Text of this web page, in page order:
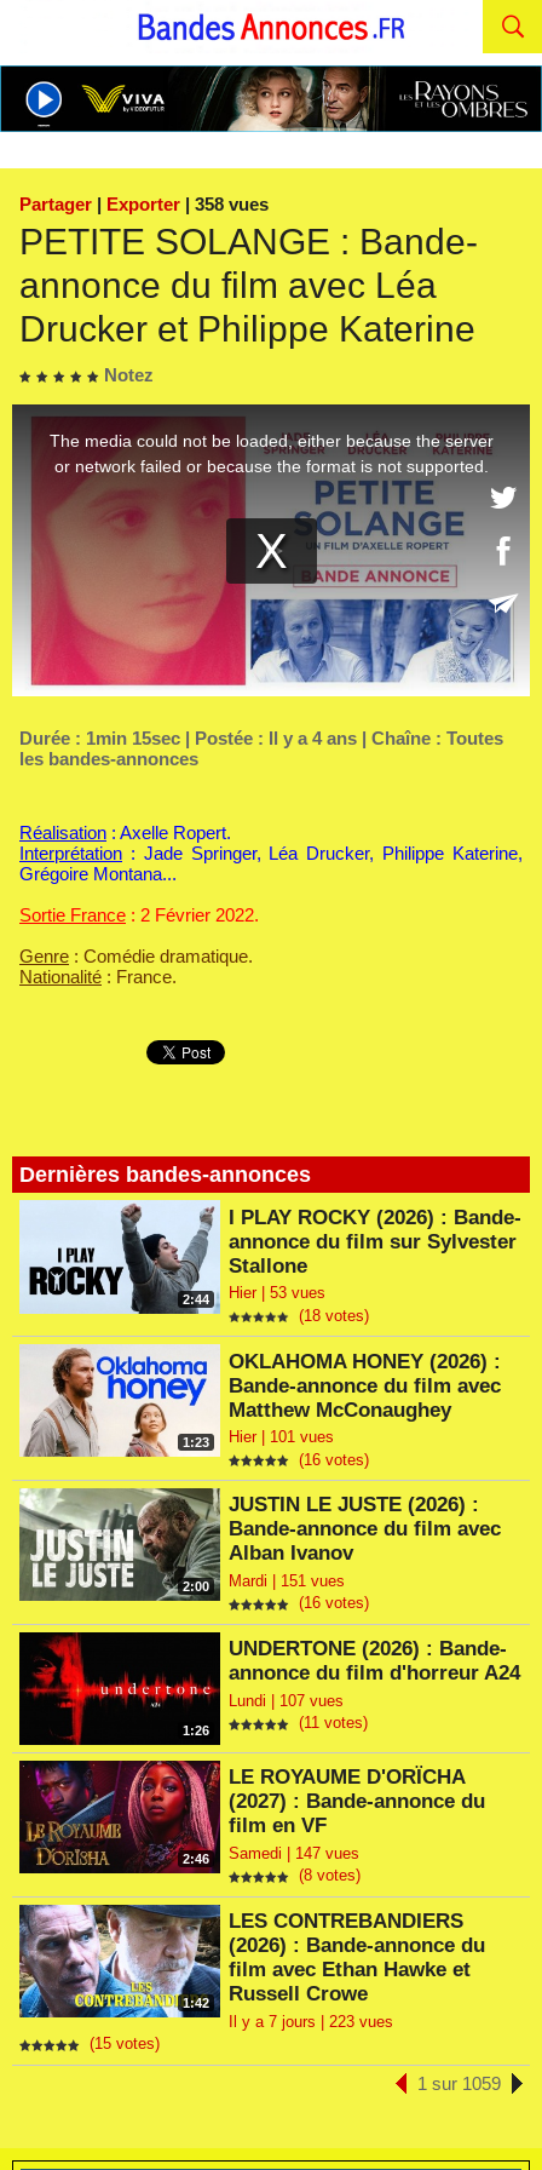
Partager | Exporter | 358 vues
PETITE SOLANGE : Bande-
annonce du film avec Léa
Drucker et Philippe Katerine
Notez
Dernières bandes-annonces
2:44
I PLAY ROCKY (2026) : Bande-
annonce du film sur Sylvester
Stallone
Hier | 53 vues
(18 votes)
1:23
OKLAHOMA HONEY (2026) :
Bande-annonce du film avec
Matthew McConaughey
Hier | 101 vues
(16 votes)
2:00
JUSTIN LE JUSTE (2026) :
Bande-annonce du film avec
Alban Ivanov
Mardi | 151 vues
(16 votes)
1:26
UNDERTONE (2026) : Bande-
annonce du film d'horreur A24
Lundi | 107 vues
(11 votes)
2:46
LE ROYAUME D'ORÏCHA
(2027) : Bande-annonce du
film en VF
Samedi | 147 vues
(8 votes)
1:42
LES CONTREBANDIERS
(2026) : Bande-annonce du
film avec Ethan Hawke et
Russell Crowe
Il y a 7 jours | 223 vues
(15 votes)
1 sur 1059
Durée : 1min 15sec | Postée : Il y a 4 ans | Chaîne : Toutes
les bandes-annonces
Réalisation : Axelle Ropert.
Interprétation : Jade Springer, Léa Drucker, Philippe Katerine,
Grégoire Montana...
Sortie France : 2 Février 2022.
Genre : Comédie dramatique.
Nationalité : France.